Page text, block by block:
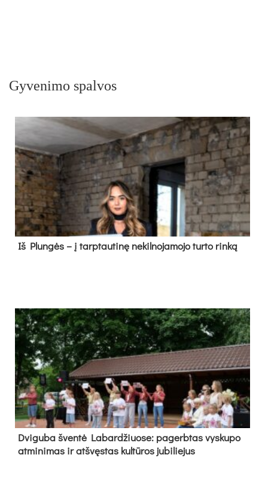
Gyvenimo spalvos
Iš Plungės – į tarptautinę nekilnojamojo turto rinką
Dvi­gu­ba šven­tė La­bar­džiuo­se: pa­gerb­tas vys­ku­po
at­mi­ni­mas ir at­švęs­tas kul­tū­ros ju­bi­lie­jus